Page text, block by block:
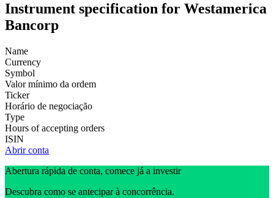
Instrument specification for Westamerica
Bancorp
Name
Currency
Symbol
Valor mínimo da ordem
Ticker
Horário de negociação
Type
Hours of accepting orders
ISIN
Abrir conta
Abertura rápida de conta, comece já a investir
Descubra como se antecipar à concorrência.